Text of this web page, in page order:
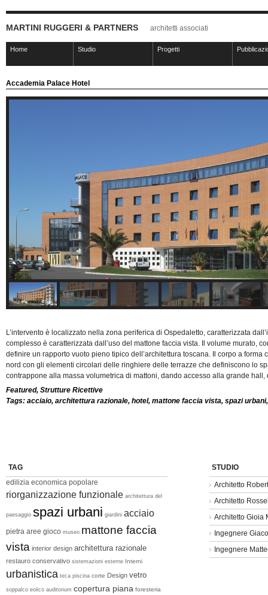
MARTINI RUGGERI & PARTNERS architetti associati
Home Studio Progetti
Accademia Palace Hotel
L’intervento è localizzato nella zona periferica di Ospedaletto, caratterizzata
complesso è caratterizzata dall’uso del mattone faccia vista. Il volume murato,
definire un rapporto vuoto pieno tipico dell’architettura toscana. Il corpo a
nord con gli elementi circolari delle ringhiere delle terrazze che definiscono lo
contrappone alla massa volumetrica di mattoni, dando accesso alla grande
Featured, Strutture Ricettive
Tags: acciaio, architettura razionale, hotel, mattone faccia vista, spazi urbani
TAG
edilizia economica popolare
riorganizzazione funzionale architettura del
paesaggio spazi urbani giardini acciaio
pietra aree gioco museo mattone faccia
vista interior design architettura razionale
restauro conservativo sistemazioni esterne Interni
urbanistica teca piscina corte Design vetro
soppalco eolico auditorium copertura piana foresteria
STUDIO
Architetto
Architetto
Architetto Gioia
Ingegnere
Ingegnere